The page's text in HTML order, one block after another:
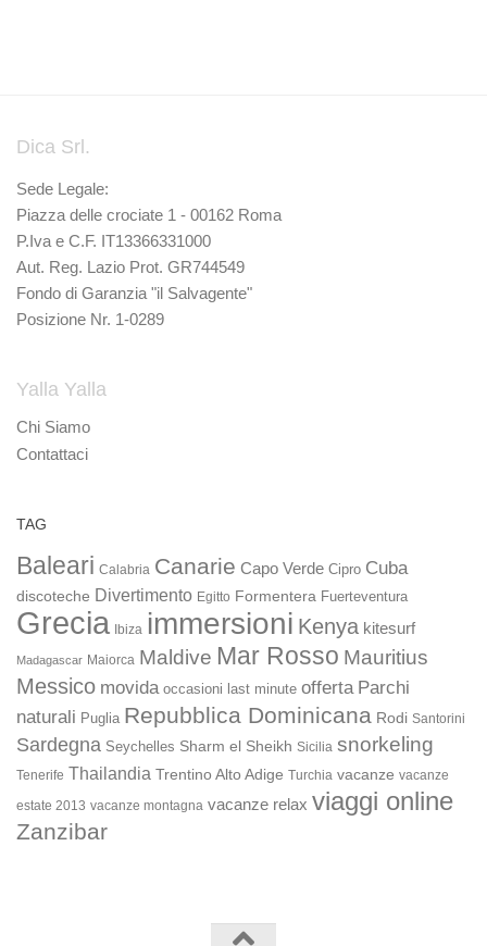
Dica Srl.
Sede Legale:
Piazza delle crociate 1 - 00162 Roma
P.Iva e C.F. IT13366331000
Aut. Reg. Lazio Prot. GR744549
Fondo di Garanzia "il Salvagente"
Posizione Nr. 1-0289
Yalla Yalla
Chi Siamo
Contattaci
TAG
Baleari Calabria Canarie Capo Verde Cipro Cuba
discoteche Divertimento Egitto Formentera Fuerteventura
Grecia Ibiza immersioni Kenya kitesurf
Madagascar Maiorca Maldive Mar Rosso Mauritius
Messico movida occasioni last minute offerta Parchi
naturali Puglia Repubblica Dominicana Rodi Santorini
Sardegna Seychelles Sharm el Sheikh Sicilia snorkeling
Tenerife Thailandia Trentino Alto Adige Turchia vacanze vacanze
estate 2013 vacanze montagna vacanze relax viaggi online
Zanzibar